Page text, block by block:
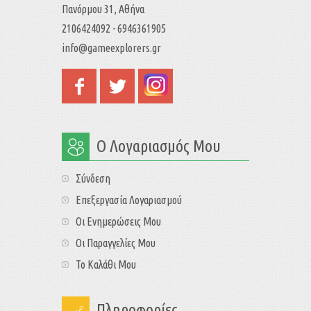
Πανόρμου 31, Αθήνα
2106424092 - 6946361905
info@gameexplorers.gr
Ο Λογαριασμός Μου
Σύνδεση
Επεξεργασία Λογαριασμού
Οι Ενημερώσεις Μου
Οι Παραγγελίες Μου
Το Καλάθι Μου